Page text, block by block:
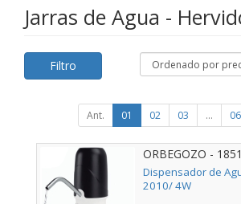
Jarras de Agua -
Filtro
Ant. 01 02 03 ... 06
ORBEGOZO -
Dispensador de
2010/ 4W